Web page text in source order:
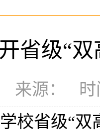
省级“
来源： 时
校省级“